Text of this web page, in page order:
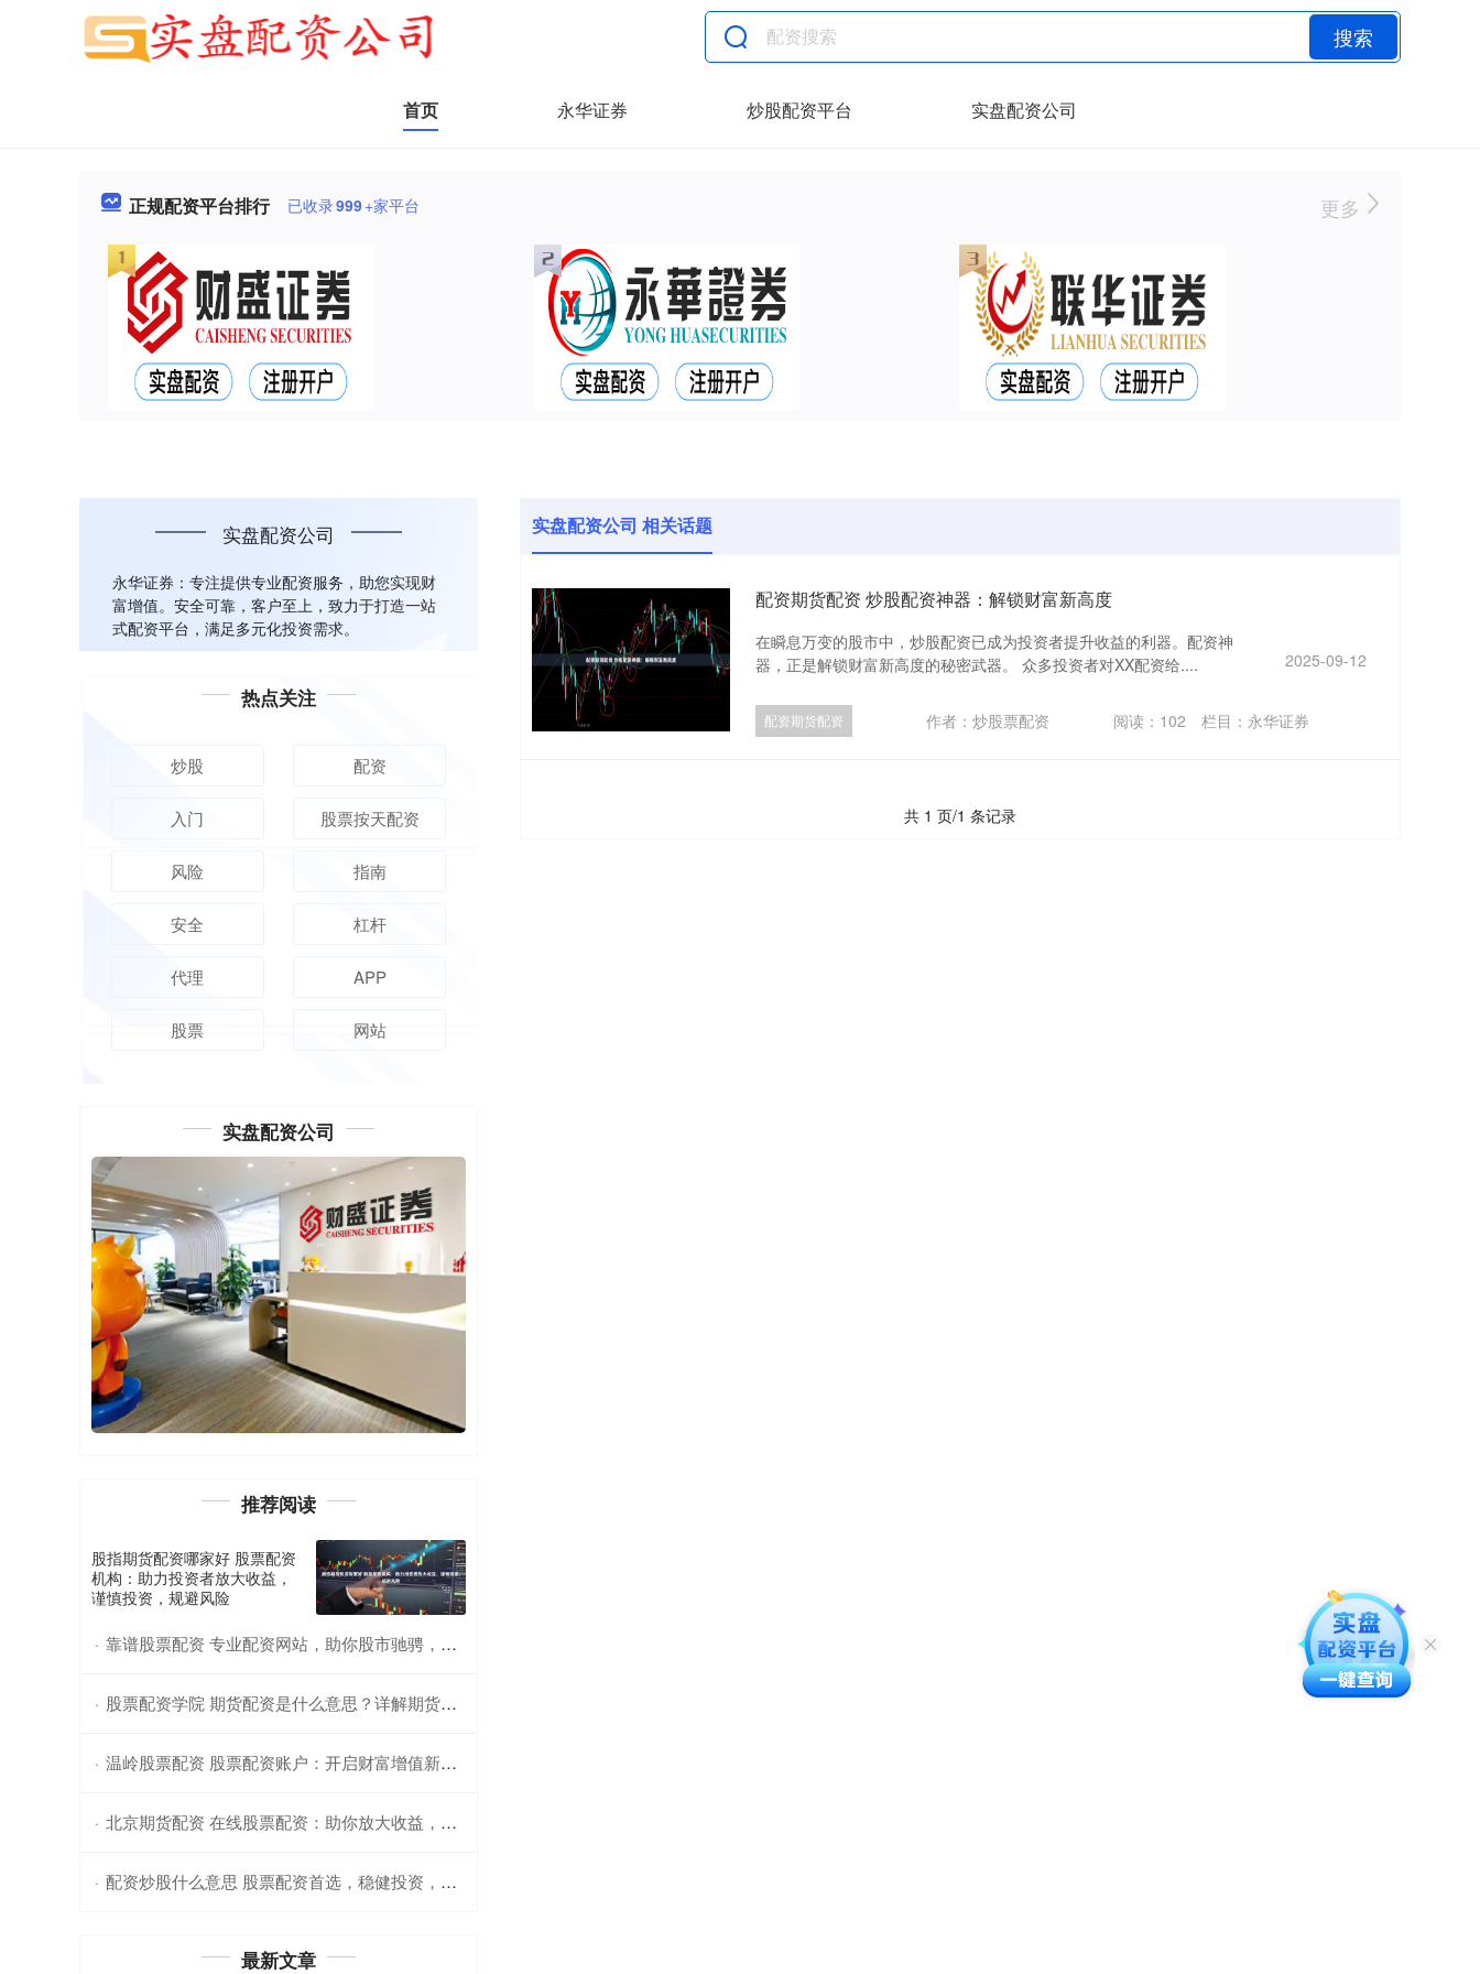
搜索
首页 永华证券 炒股配资平台 实盘配资公司
正规配资平台排行 已收录999+家平台 更多
实盘配资公司 相关话题
配资期货配资 炒股配资神器：解锁财富新高度
在瞬息万变的股市中，炒股配资已成为投资者提升收益的利器。配资神
器，正是解锁财富新高度的秘密武器。 众多投资者对XX配资给....
2025-09-12
配资期货配资 作者：炒股票配资 阅读： 102 栏目： 永华证券
共 1 页/1 条记录
实盘配资公司
永华证券：专注提供专业配资服务，助您实现财
富增值。安全可靠，客户至上，致力于打造一站
式配资平台，满足多元化投资需求。
热点关注
炒股 配资
入门 股票按天配资
风险 指南
安全 杠杆
代理 APP
股票 网站
实盘配资公司
推荐阅读
股指期货配资哪家好 股票配资
机构：助力投资者放大收益，
谨慎投资，规避风险
· 靠谱股票配资 专业配资网站，助你股市驰骋，轻松获利
· 股票配资学院 期货配资是什么意思？详解期货交易概念
· 温岭股票配资 股票配资账户：开启财富增值新篇章
· 北京期货配资 在线股票配资：助你放大收益，轻松理财
· 配资炒股什么意思 股票配资首选，稳健投资，轻松获利
最新文章